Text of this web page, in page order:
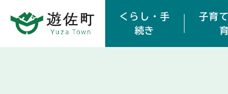
くらし・手
続き
子育
育